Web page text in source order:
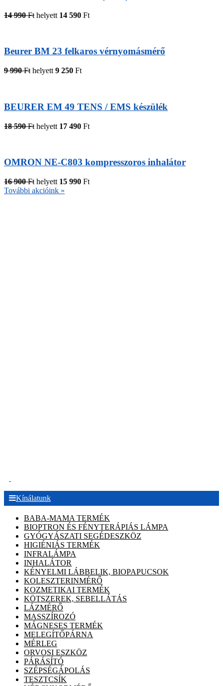
14 990 Ft helyett 14 590 Ft
Beurer BM 23 felkaros vérnyomásmérő
9 990 Ft helyett 9 250 Ft
BEURER EM 49 TENS / EMS készülék
18 590 Ft helyett 17 490 Ft
OMRON NE-C803 kompresszoros inhalátor
16 900 Ft helyett 15 990 Ft
További akcióink »
Kínálatunk
BABA-MAMA TERMÉK
BIOPTRON ÉS FÉNYTERÁPIÁS LÁMPA
GYÓGYÁSZATI SEGÉDESZKÖZ
HIGIÉNIÁS TERMÉK
INFRALÁMPA
INHALÁTOR
KÉNYELMI LÁBBELIK, BIOPAPUCSOK
KOLESZTERINMÉRŐ
KOZMETIKAI TERMÉK
KÖTSZEREK, SEBELLÁTÁS
LÁZMÉRŐ
MASSZÍROZÓ
MÁGNESES TERMÉK
MELEGÍTŐPÁRNA
MÉRLEG
ORVOSI ESZKÖZ
PÁRÁSÍTÓ
SZÉPSÉGÁPOLÁS
TESZTCSÍK